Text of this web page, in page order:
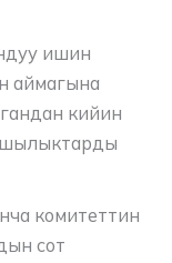
ишин
аймагына
кийин
комитеттин
сот